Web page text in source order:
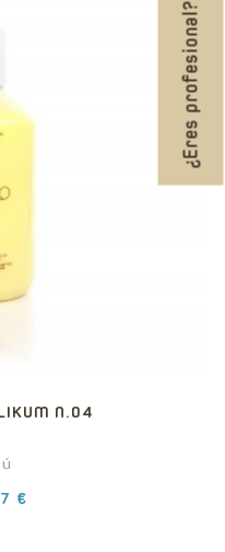
¿Eres profesional?
N.04
€